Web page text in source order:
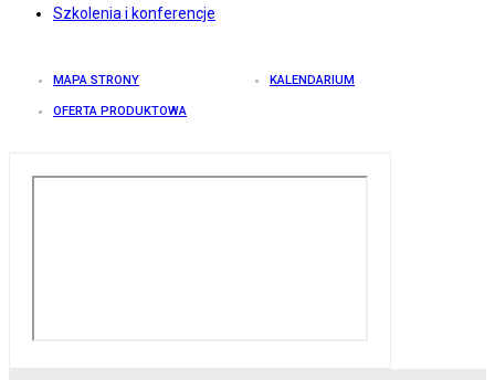
Szkolenia i konferencje
MAPA STRONY KALENDARIUM
OFERTA PRODUKTOWA